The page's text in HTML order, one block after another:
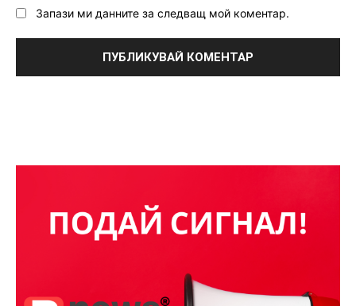
Запази ми данните за следващ мой коментар.